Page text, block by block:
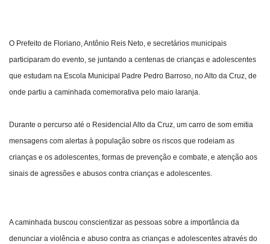
O Prefeito de Floriano, Antônio Reis Neto, e secretários municipais
participaram do evento, se juntando a centenas de crianças e adolescentes
que estudam na Escola Municipal Padre Pedro Barroso, no Alto da Cruz, de
onde partiu a caminhada comemorativa pelo maio laranja.
Durante o percurso até o Residencial Alto da Cruz, um carro de som emitia
mensagens com alertas à população sobre os riscos que rodeiam as
crianças e os adolescentes, formas de prevenção e combate, e atenção aos
sinais de agressões e abusos contra crianças e adolescentes.
A caminhada buscou conscientizar as pessoas sobre a importância da
denunciar a violência e abuso contra as crianças e adolescentes através do